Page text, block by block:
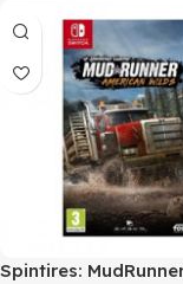
Spintires: